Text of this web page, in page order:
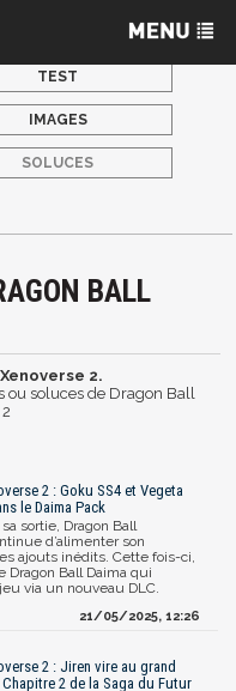
TEST
IMAGES
SOLUCES
BALL
2.
ou soluces de Dragon Ball
2 : Goku SS4 et Vegeta
le Daima Pack
sortie, Dragon Ball
d’alimenter son
ajouts inédits. Cette fois-ci,
Dragon Ball Daima qui
via un nouveau DLC.
21/05/2025, 12:26
2 : Jiren vire au grand
2 de la Saga du Futur